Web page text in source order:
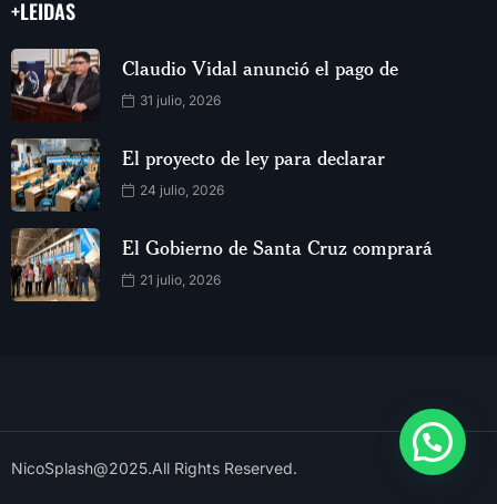
+LEIDAS
Claudio Vidal anunció el pago de
31 julio, 2026
El proyecto de ley para declarar
24 julio, 2026
El Gobierno de Santa Cruz comprará
21 julio, 2026
NicoSplash@2025.All Rights Reserved.